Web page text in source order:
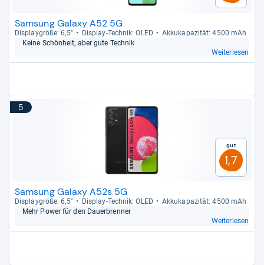
Samsung Galaxy A52 5G
Dis­play­größe: 6,5" Dis­play-​Tech­nik: OLED
Akku­ka­pa­zi­tät: 4500 mAh
Keine Schön­heit, aber gute Tech­nik
Weiterlesen
5
Gut
1,7
Samsung Galaxy A52s 5G
Dis­play­größe: 6,5" Dis­play-​Tech­nik: OLED
Akku­ka­pa­zi­tät: 4500 mAh
Mehr Power für den Dau­er­bren­ner
Weiterlesen